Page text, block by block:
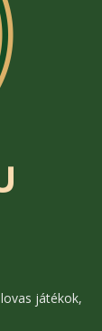
játékok,